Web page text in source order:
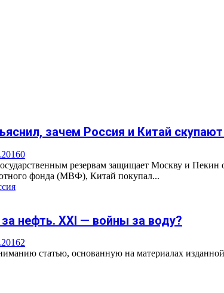
зачем Россия и Китай
0
резервам защищает Москву и
фонда (МВФ), Китай покупал...
нефть. XXI — войны за воду?
2
статью, основанную на материалах